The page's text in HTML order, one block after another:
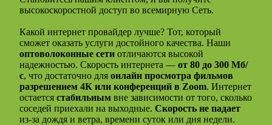
высокоскоростной доступ во всемирную Сеть.
Какой интернет провайдер лучше? Тот, который
сможет оказать услуги достойного качества. Наши
оптоволоконные сети отличаются высокой
надежностью. Скорость интернета — от 80 до 300 Мб/
с, что достаточно для онлайн просмотра фильмов
разрешением 4К или конференций в Zoom. Интернет
остается стабильным вне зависимости от того, сколько
соседей приехали на выходные. Скорость не падает
из-за дождя и ветра, времени суток или дня недели.